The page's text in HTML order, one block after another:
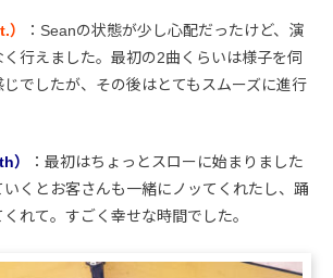
：Seanの状態が少し心配だったけど、演
行えました。最初の2曲くらいは様子を伺
でしたが、その後はとてもスムーズに進行
）
：最初はちょっとスローに始まりました
くとお客さんも一緒にノッてくれたし、踊
れて。すごく幸せな時間でした。